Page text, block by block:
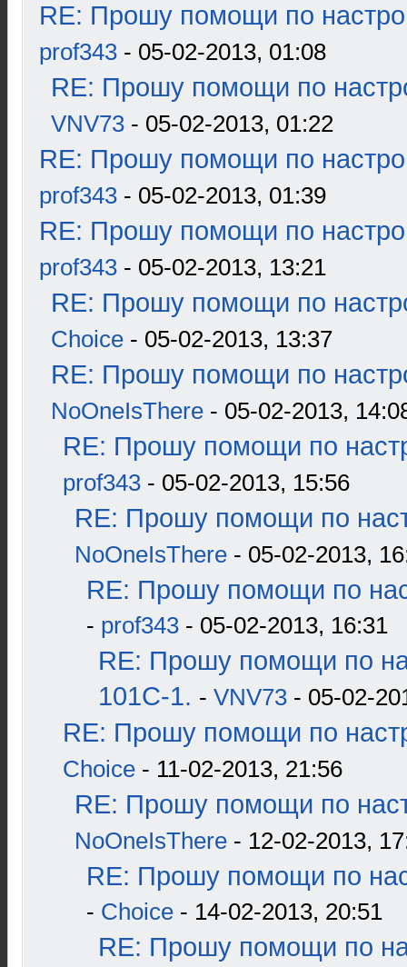
RE: Прошу помощи по
prof343 - 05-02-2013, 01:08
RE: Прошу помощи по
VNV73 - 05-02-2013, 01:22
RE: Прошу помощи по
prof343 - 05-02-2013, 01:39
RE: Прошу помощи по
prof343 - 05-02-2013, 13:21
RE: Прошу помощи по
Choice - 05-02-2013, 13:37
RE: Прошу помощи по
NoOneIsThere - 05-02-2013,
RE: Прошу помощи по
prof343 - 05-02-2013, 15:56
RE: Прошу помощи по
NoOneIsThere - 05-02-2013,
RE: Прошу помощи по
- prof343 - 05-02-2013, 16:31
RE: Прошу помощи по
101С-1. - VNV73 - 05-02-
RE: Прошу помощи по
Choice - 11-02-2013, 21:56
RE: Прошу помощи по
NoOneIsThere - 12-02-2013,
RE: Прошу помощи по
- Choice - 14-02-2013, 20:51
RE: Прошу помощи по